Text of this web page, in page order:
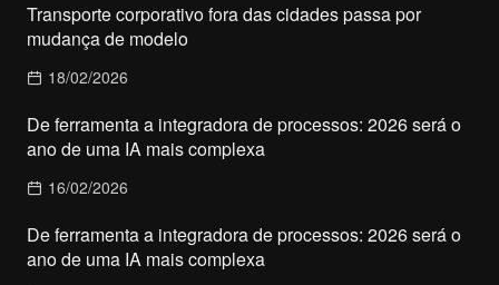
Transporte corporativo fora das cidades passa por
mudança de modelo
18/02/2026
De ferramenta a integradora de processos: 2026 será o
ano de uma IA mais complexa
16/02/2026
De ferramenta a integradora de processos: 2026 será o
ano de uma IA mais complexa